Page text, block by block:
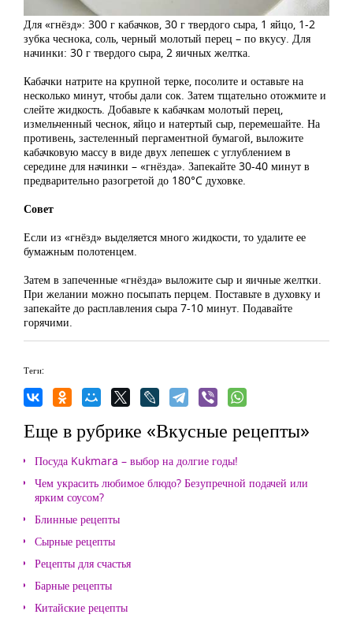
Для «гнёзд»: 300 г кабачков, 30 г твердого сыра, 1 яйцо, 1-2
зубка чеснока, соль, черный молотый перец – по вкусу. Для
начинки: 30 г твердого сыра, 2 яичных желтка.
Кабачки натрите на крупной терке, посолите и оставьте на
несколько минут, чтобы дали сок. Затем тщательно отожмите и
слейте жидкость. Добавьте к кабачкам молотый перец,
измельченный чеснок, яйцо и натертый сыр, перемешайте. На
противень, застеленный пергаментной бумагой, выложите
кабачковую массу в виде двух лепешек с углублением в
середине для начинки – «гнёзда». Запекайте 30-40 минут в
предварительно разогретой до 180°C духовке.
Совет
Если из «гнёзд» выделяется много жидкости, то удалите ее
бумажным полотенцем.
Затем в запеченные «гнёзда» выложите сыр и яичные желтки.
При желании можно посыпать перцем. Поставьте в духовку и
запекайте до расплавления сыра 7-10 минут. Подавайте
горячими.
Теги:
Еще в рубрике «Вкусные рецепты»
Посуда Kukmara – выбор на долгие годы!
Чем украсить любимое блюдо? Безупречной подачей или
ярким соусом?
Блинные рецепты
Сырные рецепты
Рецепты для счастья
Барные рецепты
Китайские рецепты